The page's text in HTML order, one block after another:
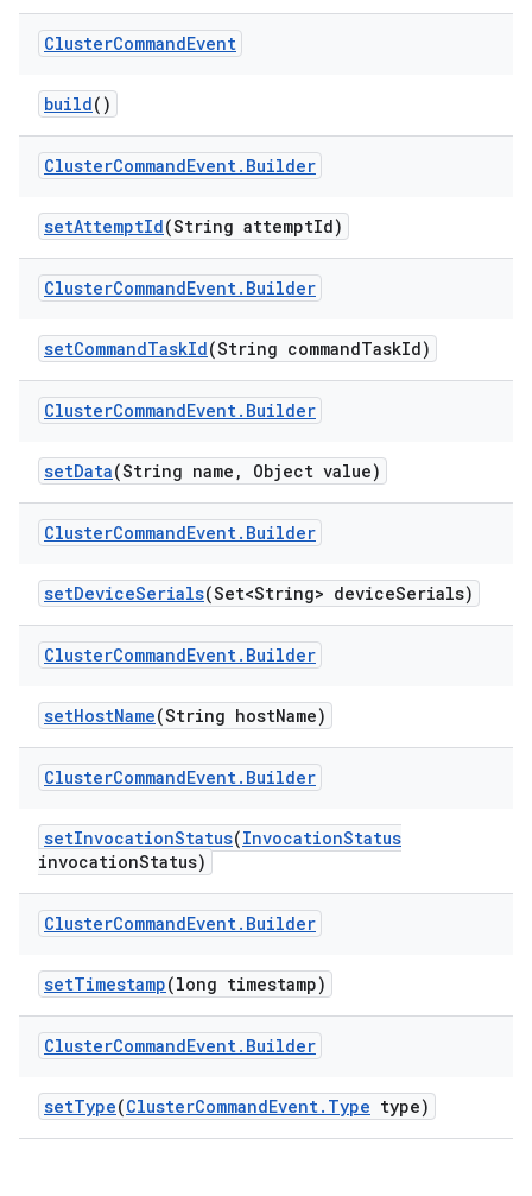
ClusterCommandEvent
build()
ClusterCommandEvent. Builder
setAttemptId(String attemptId)
ClusterCommandEvent. Builder
setCommandTaskId(String commandTaskId)
ClusterCommandEvent. Builder
setData(String name , Object value)
ClusterCommandEvent. Builder
setDeviceSerials(Set<String> deviceSerials)
ClusterCommandEvent. Builder
setHostName(String hostName)
ClusterCommandEvent. Builder
setInvocationStatus(InvocationStatus
invocationStatus)
ClusterCommandEvent. Builder
setTimestamp(long timestamp)
ClusterCommandEvent. Builder
setType(ClusterCommandEvent. Type type)